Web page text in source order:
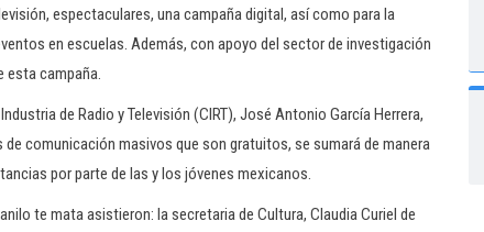
espectaculares, una campaña digital, así como para la
en escuelas. Además, con apoyo del sector de investigación
esta campaña.
de Radio y Televisión (CIRT), José Antonio García Herrera,
comunicación masivos que son gratuitos, se sumará de manera
por parte de las y los jóvenes mexicanos.
te mata asistieron: la secretaria de Cultura, Claudia Curiel de